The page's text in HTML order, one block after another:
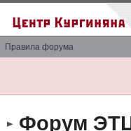
Правила форума
Форум